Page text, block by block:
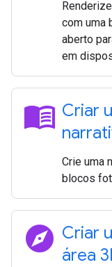
com uma
aberto
em
menu_book Criar
Crie uma
blocos
explore Criar
área